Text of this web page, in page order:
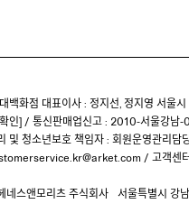
백화점 대표이사 : 정지선, 정지영 서울
인] / 통신판매업신고 : 2010-서울강남
및 청소년보호 책임자 : 회원운영관리담
/ 고객센
네스앤모리츠 주식회사 서울특별시 강